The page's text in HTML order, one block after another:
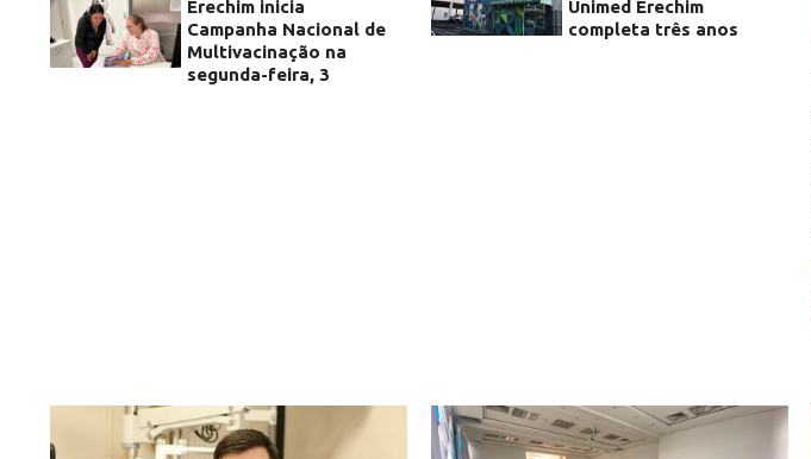
Erechim inicia
Campanha Nacional de
Multivacinação na
segunda-feira, 3
Unimed Erechim
completa três anos